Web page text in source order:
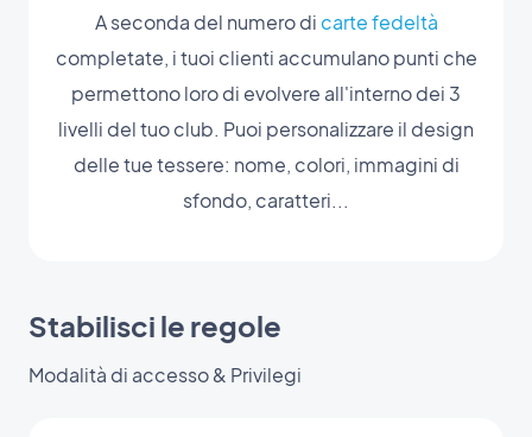
A seconda del numero di carte fedeltà
completate, i tuoi clienti accumulano punti che
permettono loro di evolvere all'interno dei 3
livelli del tuo club. Puoi personalizzare il design
delle tue tessere: nome, colori, immagini di
sfondo, caratteri...
Stabilisci le regole
Modalità di accesso & Privilegi